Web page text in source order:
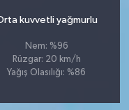
kuvvetli yağmurlu
Nem: %96
Rüzgar: 20 km/h
Yağış Olasılığı: %86